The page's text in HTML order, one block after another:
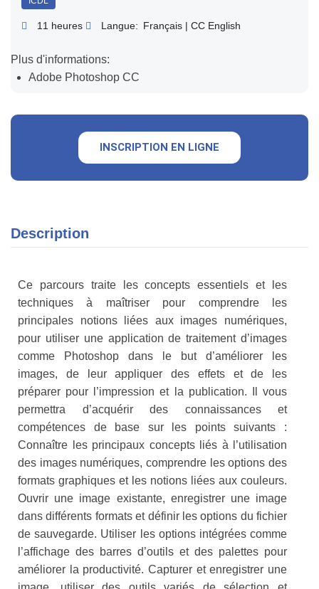
Description
Ce parcours traite les concepts essentiels et les
techniques à maîtriser pour comprendre les
principales notions liées aux images numériques,
pour utiliser une application de traitement d’images
comme Photoshop dans le but d’améliorer les
images, de leur appliquer des effets et de les
préparer pour l’impression et la publication. Il vous
permettra d’acquérir des connaissances et
compétences de base sur les points suivants :
Connaître les principaux concepts liés à l’utilisation
des images numériques, comprendre les options des
formats graphiques et les notions liées aux couleurs.
Ouvrir une image existante, enregistrer une image
dans différents formats et définir les options du fichier
de sauvegarde. Utiliser les options intégrées comme
l’affichage des barres d’outils et des palettes pour
améliorer la productivité. Capturer et enregistrer une
11 heures Langue: Français | CC English
Plus d'informations:
Adobe Photoshop CC
INSCRIPTION EN LIGNE